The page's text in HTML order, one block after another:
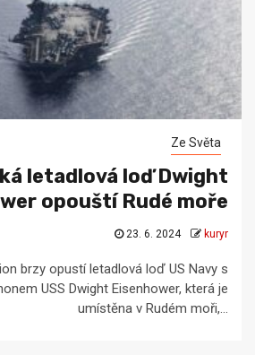
Ze Světa
letadlová loď Dwight
opouští Rudé moře
23. 6. 2024 kuryr
brzy opustí letadlová loď US Navy s
USS Dwight Eisenhower, která je
umístěna v Rudém moři,...